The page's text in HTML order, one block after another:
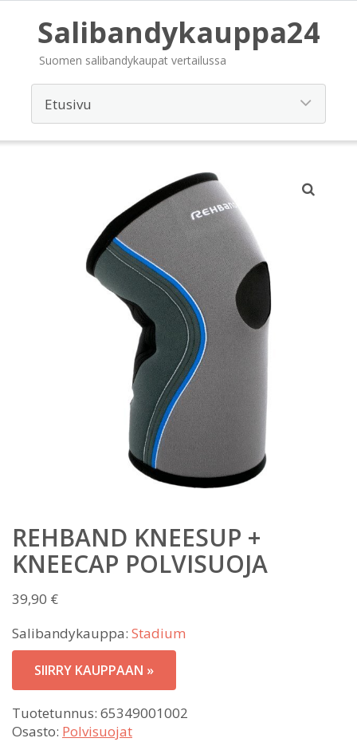
Salibandykauppa24
Suomen salibandykaupat vertailussa
REHBAND KNEESUP +
KNEECAP POLVISUOJA
39,90 €
Salibandykauppa: Stadium
SIIRRY KAUPPAAN »
Tuotetunnus: 65349001002
Osasto: Polvisuojat